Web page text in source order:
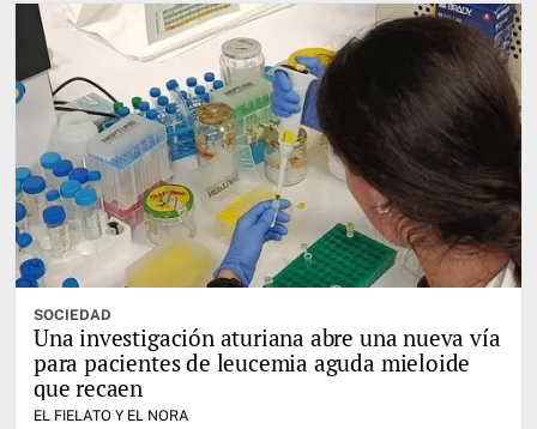
SOCIEDAD
Una investigación aturiana abre una nueva vía
para pacientes de leucemia aguda mieloide
que recaen
EL FIELATO Y EL NORA